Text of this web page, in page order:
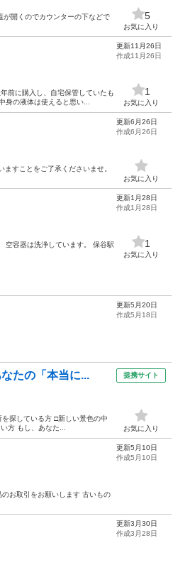
開くのでカウンターの下などで
5
お気に入り
前に購入し、自宅保管していたも
身の液体は使えると思い...
更新11月26日
作成11月26日
1
お気に入り
すことをご了承くださいませ。
更新6月26日
作成6月26日
お気に入り
空容器は洗浄しています。 保谷駅
更新1月28日
作成1月28日
1
お気に入り
更新5月20日
作成5月18日
たの「本当に...
探している方 □新しい景色の中
方 もし、あなた...
提携サイト
お気に入り
お取引をお願いします 古いもの
更新5月10日
作成5月10日
更新3月30日
作成3月28日